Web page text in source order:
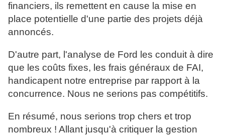
financiers, ils remettent en cause la mise en
place potentielle d'une partie des projets déjà
annoncés.
D'autre part, l'analyse de Ford les conduit à dire
que les coûts fixes, les frais généraux de FAI,
handicapent notre entreprise par rapport à la
concurrence. Nous ne serions pas compétitifs.
En résumé, nous serions trop chers et trop
nombreux ! Allant jusqu'à critiquer la gestion